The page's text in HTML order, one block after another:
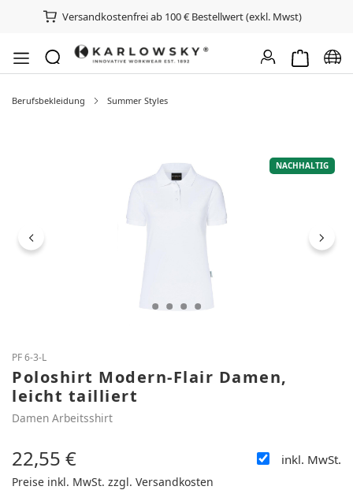
Versandkostenfrei ab 100 € Bestellwert (exkl. Mwst)
Berufsbekleidung Summer Styles
NACHHALTIG
PF 6-3-L
Poloshirt Modern-Flair Damen,
leicht tailliert
Damen Arbeitsshirt
Regulärer Preis:
22,55 € inkl. MwSt.
Preise inkl. MwSt. zzgl. Versandkosten